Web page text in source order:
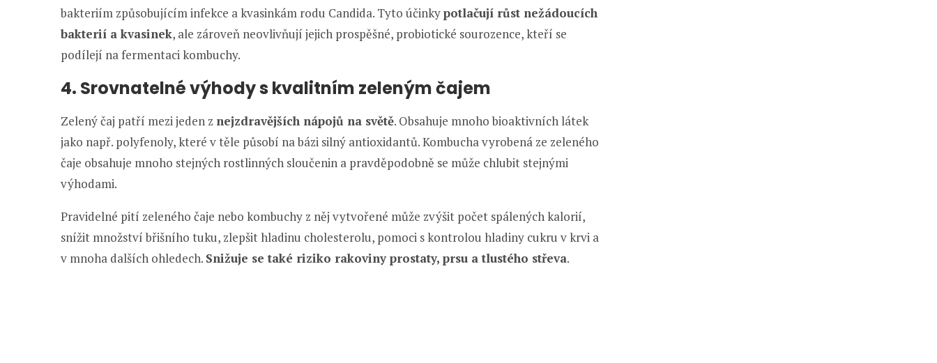
bakteriím způsobujícím infekce a kvasinkám rodu Candida. Tyto účinkypotlačují růst nežádoucích
bakterií a kvasinek, ale zároveň neovlivňují jejich prospěšné, probiotické sourozence, kteří se
podílejí na fermentaci kombuchy.
4. Srovnatelné výhody s kvalitním zeleným čajem
Zelený čaj patří mezi jeden z nejzdravějších nápojů na světě. Obsahuje mnoho bioaktivních látek
jako např. polyfenoly, které v těle působí na bázi silný antioxidantů. Kombucha vyrobená ze zeleného
čaje obsahuje mnoho stejných rostlinných sloučenin a pravděpodobně se může chlubit stejnými
výhodami.
Pravidelné pití zeleného čaje nebo kombuchy z něj vytvořené může zvýšit počet spálených kalorií,
snížit množství břišního tuku, zlepšit hladinu cholesterolu, pomoci s kontrolou hladiny cukru v krvi a
v mnoha dalších ohledech. Snižuje se také riziko rakoviny prostaty, prsu a tlustého střeva.